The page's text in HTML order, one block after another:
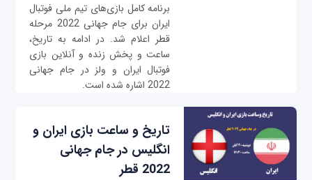
برنامه کامل بازی‌‌های تیم ملی فوتبال
ایران برای جام جهانی 2022 مرحله
قطر اعلام شد. در ادامه به تاریخ،
ساعت و پخش زنده و آنلاین بازی
فوتبال ایران و ولز در جام جهانی
2022 اشاره شده است.
تاریخ و ساعت بازی‌ ایران و
انگلیس در جام جهانی
2022 قطر